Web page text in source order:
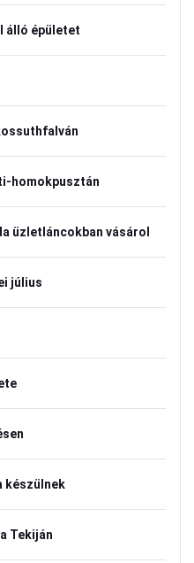
álló épületet
homokpusztán
üzletláncokban vásárol
július
készülnek
Tekiján